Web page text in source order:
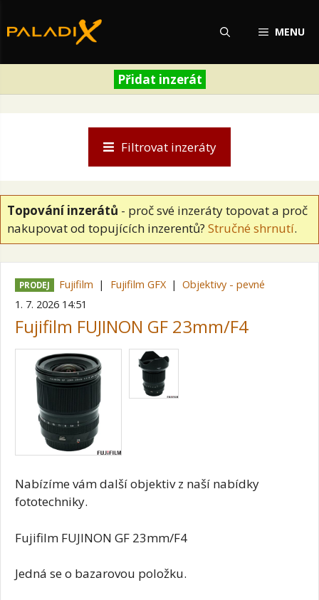
na
MENU
Přidat inzerát
Topování inzerátů - proč své inzeráty topovat a proč
nakupovat od topujících inzerentů? Stručné shrnutí.
PRODEJ Fujifilm Fujifilm GFX
Objektivy - pevné
1. 7. 2026 14:51
Fujifilm FUJINON GF 23mm/F4
Nabízíme vám další objektiv z naší nabídky
fototechniky.
Fujifilm FUJINON GF 23mm/F4
Jedná se o bazarovou položku.
Filtrovat inzeráty